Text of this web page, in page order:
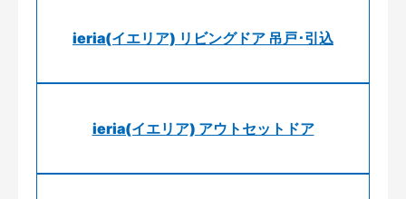
ieria(イエリア) リビングドア 吊戸･引込
ieria(イエリア) アウトセットドア